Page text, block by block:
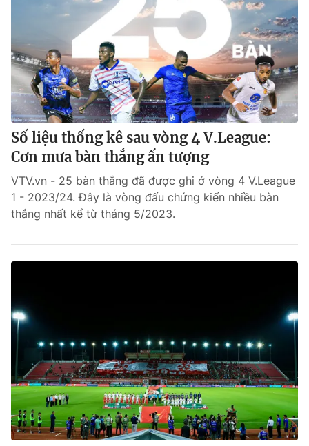
Số liệu thống kê sau vòng 4 V.League:
Cơn mưa bàn thắng ấn tượng
VTV.vn - 25 bàn thắng đã được ghi ở vòng 4 V.League
1 - 2023/24. Đây là vòng đấu chứng kiến nhiều bàn
thắng nhất kể từ tháng 5/2023.